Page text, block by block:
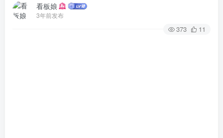
看板娘
3年前发布
373 11